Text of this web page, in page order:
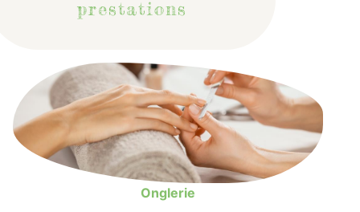
prestations
Onglerie